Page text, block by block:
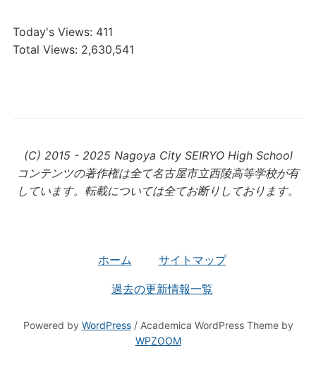
Today's Views: 411
Total Views: 2,630,541
(C) 2015 - 2025 Nagoya City SEIRYO High School
コンテンツの著作権は全て名古屋市立西陵高等学校が有
しています。転載については全てお断りしております。
ホーム サイトマップ
過去の更新情報一覧
Powered by WordPress/ Academica WordPress Theme by
WPZOOM